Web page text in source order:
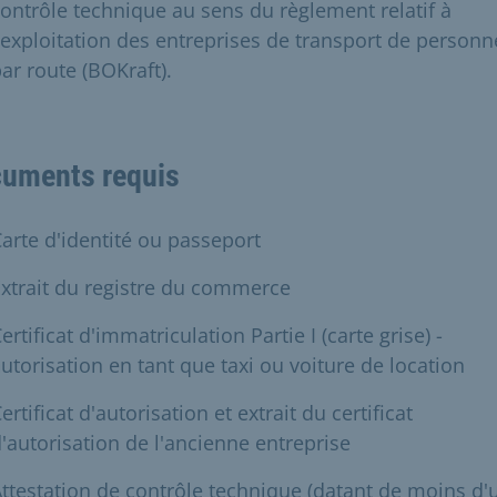
technique au sens du règlement relatif à
des entreprises de transport de
route (BOKraft).
requis
d'identité ou passeport
du registre du commerce
d'immatriculation Partie I (carte grise) -
en tant que taxi ou voiture de location
d'autorisation et extrait du certificat
de l'ancienne entreprise
de contrôle technique (datant de moins